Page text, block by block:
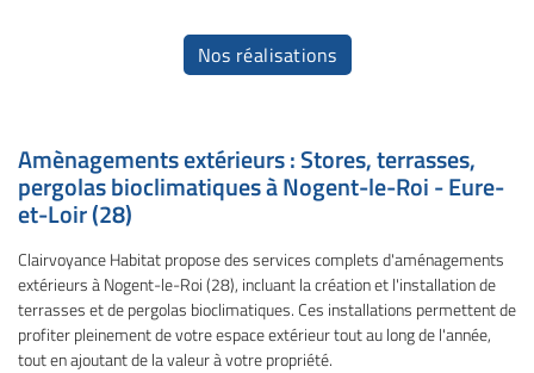
Nos réalisations
Amènagements extérieurs : Stores, terrasses,
pergolas bioclimatiques à Nogent-le-Roi - Eure-
et-Loir (28)
Clairvoyance Habitat propose des services complets d'aménagements
extérieurs à Nogent-le-Roi (28), incluant la création et l'installation de
terrasses et de pergolas bioclimatiques. Ces installations permettent de
profiter pleinement de votre espace extérieur tout au long de l'année,
tout en ajoutant de la valeur à votre propriété.